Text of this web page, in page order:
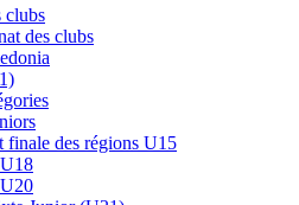
clubs
des clubs
finale des régions U15